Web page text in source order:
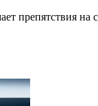
препятствия